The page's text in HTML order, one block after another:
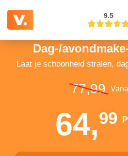
9.5
Dag-/
Laat je schoonheid stralen,
77,99
64,99